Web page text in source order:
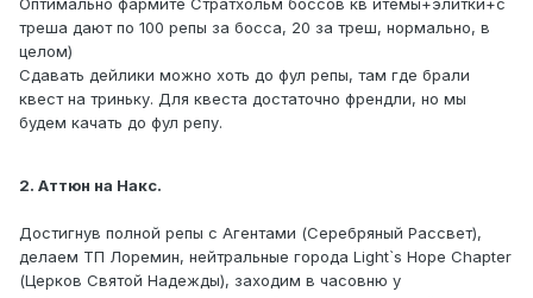
треша дают по 100 репы за босса, 20 за треш, нормально, в
целом)
Сдавать дейлики можно хоть до фул репы, там где брали
квест на триньку. Для квеста достаточно френдли, но мы
будем качать до фул репу.
2. Аттюн на Накс.
Достигнув полной репы с Агентами (Серебряный Рассвет),
делаем ТП Лоремин, нейтральные города Light`s Hope Chapter
(Церков Святой Надежды), заходим в часовню у